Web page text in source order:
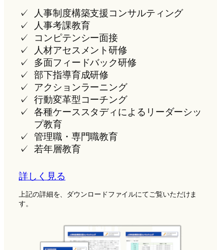
人事制度構築支援コンサルティング
人事考課教育
コンピテンシー面接
人材アセスメント研修
多面フィードバック研修
部下指導育成研修
アクションラーニング
行動変革型コーチング
各種ケーススタディによるリーダーシッ
プ教育
管理職・専門職教育
若年層教育
詳しく見る
上記の詳細を、ダウンロードファイルにてご覧いただけま
す。